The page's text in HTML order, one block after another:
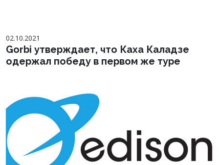
02.10.2021
Gorbi утверждает, что Каха Каладзе
одержал победу в первом же туре